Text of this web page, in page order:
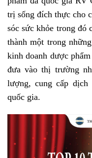
trị sống đích thực cho
sóc sức khỏe trong
thành một trong
kinh doanh dược
đưa vào thị trường
lượng, cung cấp
quốc gia.